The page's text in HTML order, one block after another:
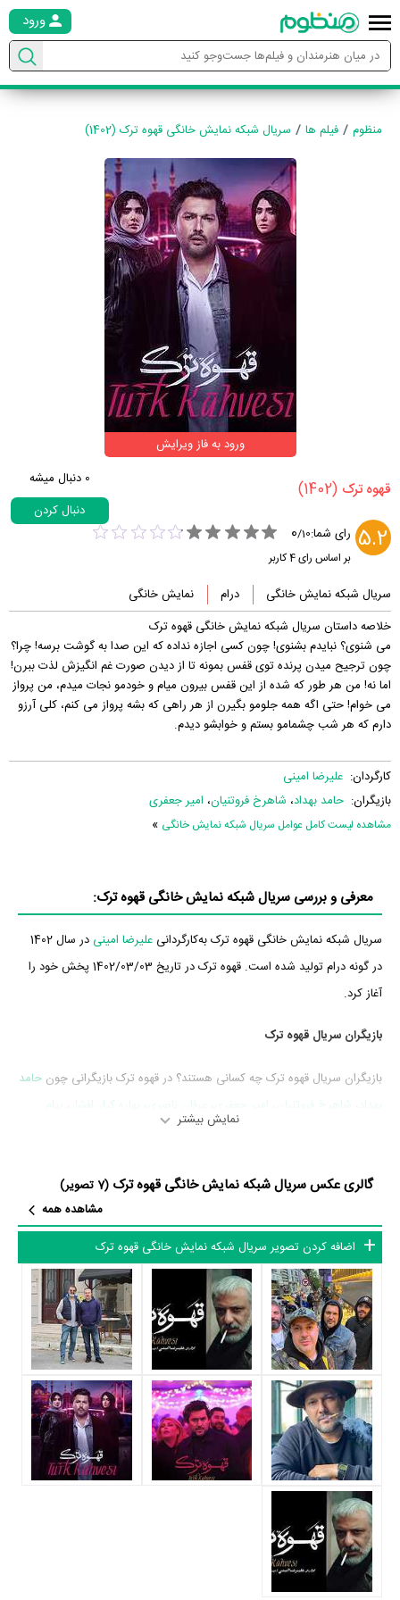
ورود
منظوم فیلم ها سریال شبکه نمایش خانگی قهوه ترک (1402)
ورود به فاز ویرایش
‏قهوه ترک‏ (1402)
0 دنبال میشه
دنبال کردن
5.2 رای شما: 0/10
بر اساس رای4کاربر
سریال شبکه نمایش خانگی درام
نمایش خانگی
خلاصه داستان سریال شبکه نمایش خانگی قهوه ترک
می‌ شنوی؟ نبایدم بشنوی! چون کسی اجازه نداده که این صدا به گوشت برسه! چرا؟
چون ترجیح میدن پرنده توی قفس بمونه تا از دیدن صورت غم انگیزش لذت ببرن!
اما نه! من هر طور که شده از این قفس بیرون میام و خودمو نجات میدم، من پرواز
می‌ خوام! حتی اگه همه جلومو بگیرن از هر راهی که بشه پرواز می‌ کنم، کلی آرزو
دارم که هر شب چشمامو بستم و خوابشو دیدم.
کارگردان: علیرضا امینی
بازیگران: حامد بهداد، شاهرخ فروتنیان، امیر جعفری
مشاهده لیست کامل عوامل سریال شبکه نمایش خانگی »
معرفی و بررسی سریال شبکه نمایش خانگی قهوه ترک:
سریال شبکه نمایش خانگی قهوه ترک به‌کارگردانی علیرضا امینی
در سال 1402
در گونه درام تولید شده است. قهوه ترک در تاریخ 1402/03/03 پخش خود را
آغاز کرد.
بازیگران سریال قهوه ترک
بازیگران سریال قهوه ترک چه کسانی هستند؟ در قهوه ترک بازیگرانی چون حامد
بهداد
شاهرخ فروتنیان امیر جعفری عرفان ناصری بهاره کیان‌افشار
پیام
به ایفای نقش و بازیگری پرداخته‌اند. در سریال قهوه
قهوه ترک را یک اثر پربازیگر عنوان کرد. از این‌لحاظ کارگردانی سریال قهوه ترک
باتوجه به بازی گرفتن از این تعداد بازیگر و مدیریت آنها کار بسیار دشواری بوده
است؛ باید بررسی کرد آیا
علیرضا امینی به‌عنوان کارگردان و به‌عنوان بازیگردان و
همچنین تیم بازیگری قهوه ترک توانسته‌اند در این زمینه موفق باشند و بازی‌های
درخشانی را نمایش دهند؟
از دیگر بازیگران سریال قهوه ترک می‌توان بهسارا رسول زاده،مجتبی پیرزاده
محمد ولی زادگان،فرید سجادی حسینی ،سلطان ساروهانومهمت پولات
اشاره کرد.
داستان سریال قهوه ترک
از محتوا و داستان سریال قهوه ترک چقدر اطلاع دارید؟
در خلاصه داستانی که یا از سوی تیم رسانه‌ای اثر و یا توسط دیگر رسانه‌ها درباره
داستان قهوه ترک منتشر شده است، می‌خوانیم: «می‌ شنوی؟ نبایدم بشنوی!
چون کسی اجازه نداده که این صدا به گوشت برسه! چرا؟ چون ترجیح میدن
پرنده توی قفس بمونه تا از دیدن صورت غم انگیزش لذت ببرن! اما نه! من هر
نمایش بیشتر
گالری عکس سریال شبکه نمایش خانگی قهوه ترک (7 تصویر)
مشاهده همه
اضافه کردن تصویر سریال شبکه نمایش خانگی قهوه ترک